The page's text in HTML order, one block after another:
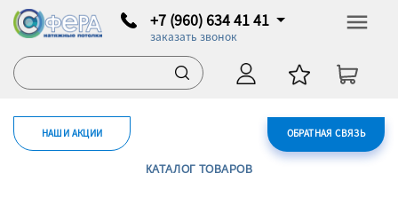
+7 (960) 634 41 41
заказать звонок
ОБРАТНАЯ СВЯЗЬ
НАШИ АКЦИИ
КАТАЛОГ ТОВАРОВ